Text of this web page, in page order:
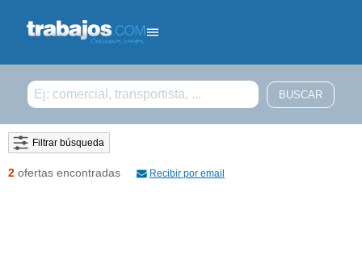
Filtrar búsqueda
2 ofertas encontradas Recibir por email